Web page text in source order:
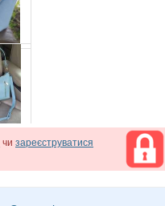
чи зареєструватися